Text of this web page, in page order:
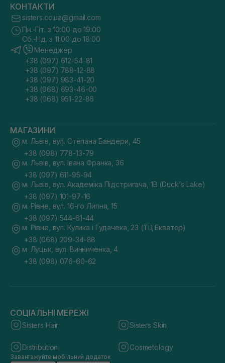
КОНТАКТИ
sisters.co.ua@gmail.com
Пн.-Пт. з 10:00 до 19:00
Сб.-Нд. з 11:00 до 18:00
Менеджер
+38 (097) 612-54-81
+38 (097) 788-12-88
+38 (097) 983-41-20
+38 (068) 693-46-00
+38 (068) 951-22-86
МАГАЗИНИ
м. Львів, вул. Степана Бандери, 45
+38 (098) 778-13-79
м. Львів, вул. Івана Франка, 36
+38 (097) 611-95-94
м. Львів, вул. Академіка Підстригача, 1В (Duck's Lake)
+38 (097) 101-97-16
м. Рівне, вул. 16-го Липня, 15
+38 (097) 544-61-44
м. Рівне, вул. Кулика і Гудачека, 23 (ТЦ Екватор)
+38 (068) 209-34-88
м. Луцьк, вул. Винниченка, 4
+38 (098) 076-60-62
СОЦІАЛЬНІ МЕРЕЖІ
Sisters Hair Sisters Skin
Distribution Cosmetology
Завантажуйте мобільний додаток